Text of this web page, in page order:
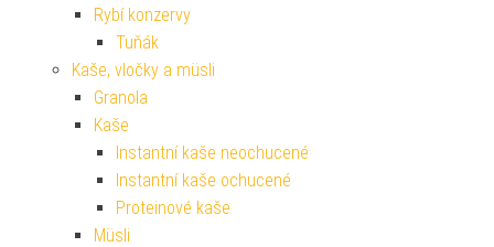
Rybí konzervy
Tuňák
Kaše, vločky a müsli
Granola
Kaše
Instantní kaše neochucené
Instantní kaše ochucené
Proteinové kaše
Müsli